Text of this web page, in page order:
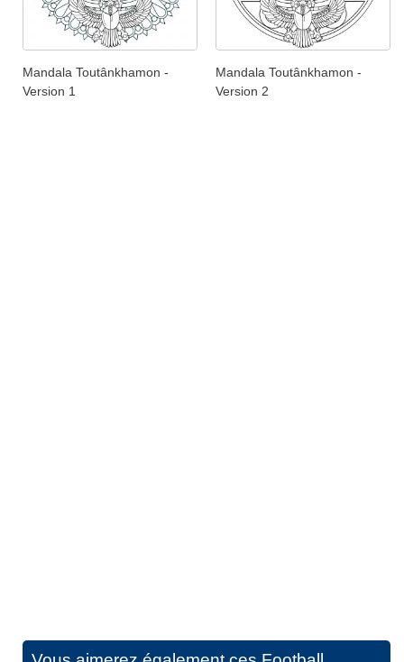
Mandala Toutânkhamon -
Version 1
Mandala Toutânkhamon -
Version 2